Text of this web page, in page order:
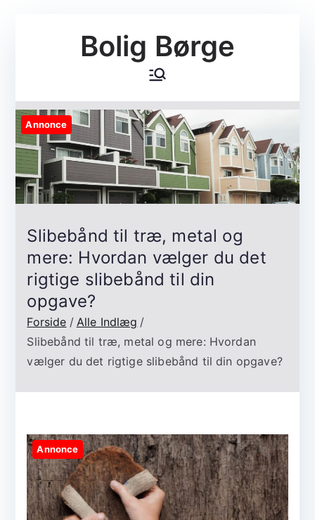
Bolig Børge
Annonce
Slibebånd til træ, metal og
mere: Hvordan vælger du det
rigtige slibebånd til din
opgave?
Forside
Alle Indlæg
Slibebånd til træ, metal og mere: Hvordan
vælger du det rigtige slibebånd til din opgave?
Annonce